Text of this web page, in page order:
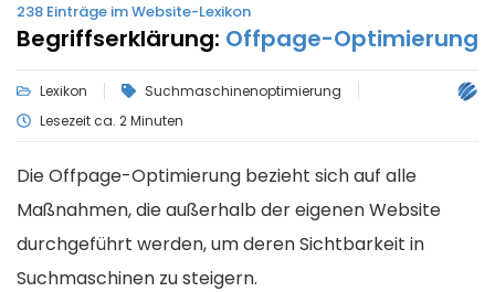
238 Einträge im Website-Lexikon
Begriffserklärung: Offpage-Optimierung
Lexikon
Suchmaschinenoptimierung
Lesezeit ca. 2 Minuten
Die Offpage-Optimierung bezieht sich auf alle
Maßnahmen, die außerhalb der eigenen Website
durchgeführt werden, um deren Sichtbarkeit in
Suchmaschinen zu steigern.